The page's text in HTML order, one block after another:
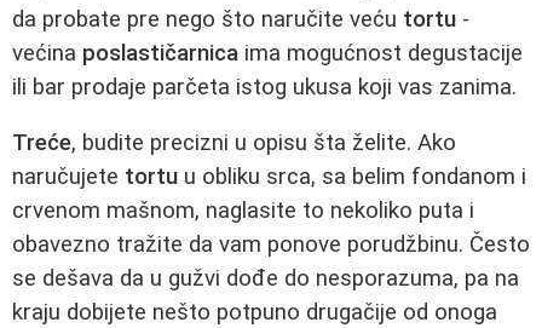
da probate pre nego što naručite veću tortu -
većina poslastičarnica ima mogućnost degustacije
ili bar prodaje parčeta istog ukusa koji vas zanima.
Treće, budite precizni u opisu šta želite. Ako
naručujete tortu u obliku srca, sa belim fondanom i
crvenom mašnom, naglasite to nekoliko puta i
obavezno tražite da vam ponove porudžbinu. Često
se dešava da u gužvi dođe do nesporazuma, pa na
kraju dobijete nešto potpuno drugačije od onoga